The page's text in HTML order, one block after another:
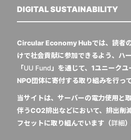
DIGITAL SUSTAINABILITY
Circular Economy Hubでは、読者
けで社会貢献に参加できるよう、ハ
「UU Fund 」を通じて、1ユニーク
NPO団体に寄付する取り組みを行って
当サイトは、サーバーの電力使用と
伴うCO2排出などにおいて、排出削
フセットに取り組んでいます（詳細）